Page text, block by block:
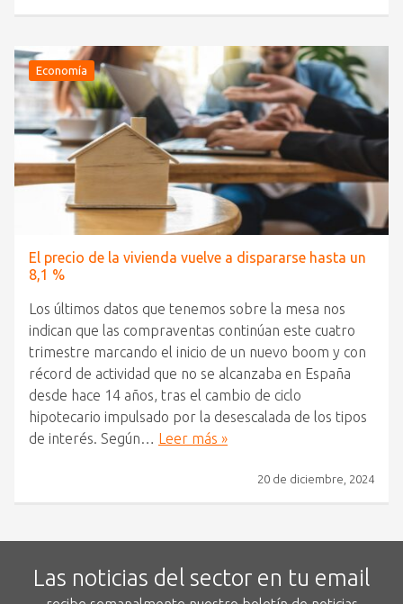
Economía
El precio de la vivienda vuelve a dispararse hasta un
8,1 %
Los últimos datos que tenemos sobre la mesa nos
indican que las compraventas continúan este cuatro
trimestre marcando el inicio de un nuevo boom y con
récord de actividad que no se alcanzaba en España
desde hace 14 años, tras el cambio de ciclo
hipotecario impulsado por la desescalada de los tipos
de interés. Según… Leer más »
20 de diciembre, 2024
Las noticias del sector en tu email